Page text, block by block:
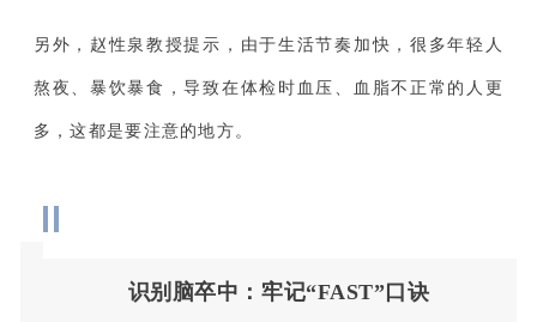
另外，赵性泉教授提示，由于生活节奏加快，很多年轻人
熬夜、暴饮暴食，导致在体检时血压、血脂不正常的人更
多，这都是要注意的地方。
识别脑卒中：牢记“FAST”口诀